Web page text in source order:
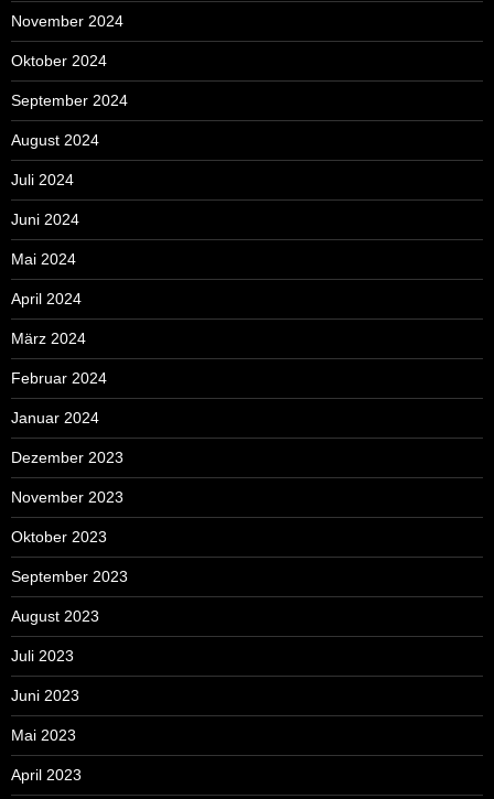
November 2024
Oktober 2024
September 2024
August 2024
Juli 2024
Juni 2024
Mai 2024
April 2024
März 2024
Februar 2024
Januar 2024
Dezember 2023
November 2023
Oktober 2023
September 2023
August 2023
Juli 2023
Juni 2023
Mai 2023
April 2023